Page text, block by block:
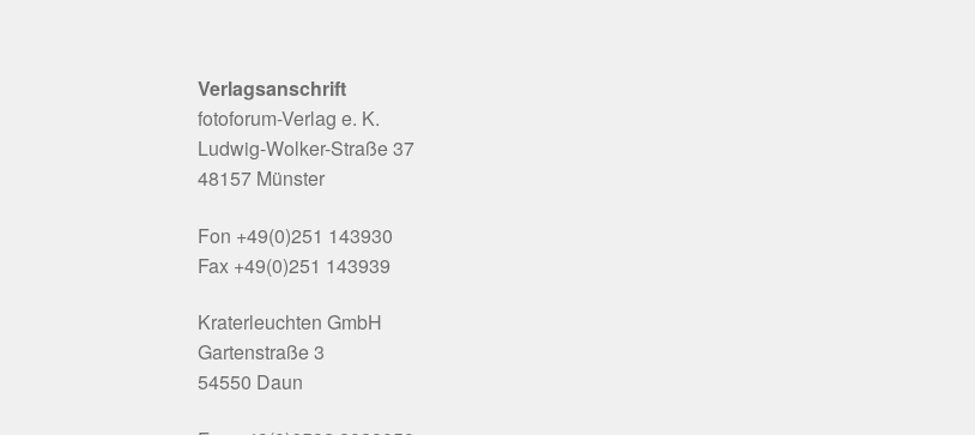
Verlagsanschrift
fotoforum-Verlag e. K.
Ludwig-Wolker-Straße 37
48157 Münster
Fon +49(0)251 143930
Fax +49(0)251 143939
Kraterleuchten GmbH
Gartenstraße 3
54550 Daun